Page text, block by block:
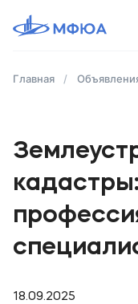
Главная
18.09.2025